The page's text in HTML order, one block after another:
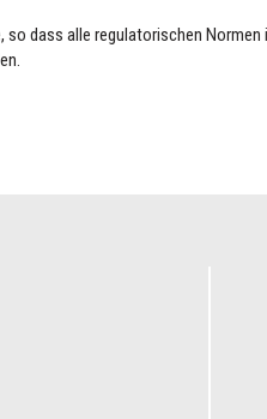
dass alle regulatorischen Normen